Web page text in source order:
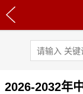
2026-2032年